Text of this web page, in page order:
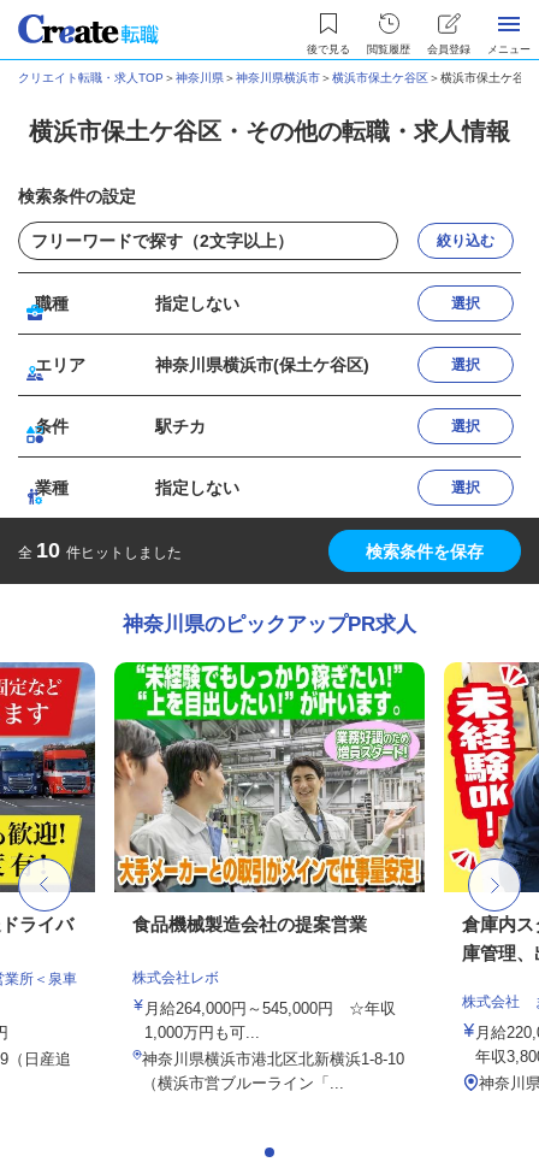
後で見る 閲覧履歴 会員登録 メニュー
クリエイト転職・求人TOP ＞神奈川県＞神奈川県横浜市＞横浜市保土ケ谷区＞横浜市保土ケ谷
横浜市保土ケ谷区・その他の転職・求人情報
検索条件の設定
絞り込む
職種 指定しない 選択
エリア 神奈川県横浜市(保土ケ谷区) 選択
条件 駅チカ 選択
業種 指定しない 選択
全 10 件ヒットしました 検索条件を保存
神奈川県のピックアップPR求人
ライバ
所＜泉車
（日産追
食品機械製造会社の提案営業
株式会社レボ
月給264,000円～545,000円 ☆年収
1,000万円も可...
神奈川県横浜市港北区北新横浜1-8-10
（横浜市営ブルーライン「...
倉庫内ス
庫管理
株式会社
月給
年収
神奈川